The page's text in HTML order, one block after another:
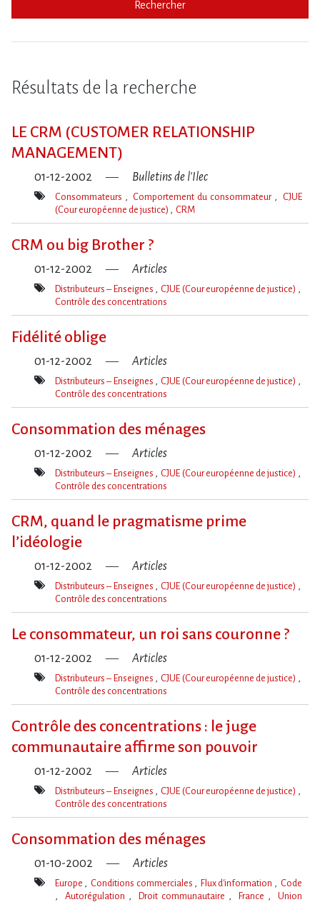
Rechercher
Résultats de la recherche
LE CRM (CUSTOMER RELATIONSHIP
MANAGEMENT)
01-12-2002 Bulletins de l'Ilec
Mot(s)-
Consommateurs Comportement du consommateur
CJUE
(Cour européenne de justice)
CRM
CRM ou big Brother ?
01-12-2002 Articles
Mot(s)-
Distributeurs – Enseignes
CJUE (Cour européenne de justice)
Contrôle des concentrations
Fidélité oblige
01-12-2002 Articles
Mot(s)-
Distributeurs – Enseignes
CJUE (Cour européenne de justice)
Contrôle des concentrations
Consommation des ménages
01-12-2002 Articles
Mot(s)-
Distributeurs – Enseignes
CJUE (Cour européenne de justice)
Contrôle des concentrations
CRM, quand le pragmatisme prime
l’idéologie
01-12-2002 Articles
Mot(s)-
Distributeurs – Enseignes
CJUE (Cour européenne de justice)
Contrôle des concentrations
Le consommateur, un roi sans couronne ?
01-12-2002 Articles
Mot(s)-
Distributeurs – Enseignes
CJUE (Cour européenne de justice)
Contrôle des concentrations
Contrôle des concentrations : le juge
communautaire affirme son pouvoir
01-12-2002 Articles
Mot(s)-
Distributeurs – Enseignes
CJUE (Cour européenne de justice)
Contrôle des concentrations
Consommation des ménages
01-10-2002 Articles
Europe Conditions commerciales Flux d'information
Code
Autorégulation
Droit communautaire France
Union